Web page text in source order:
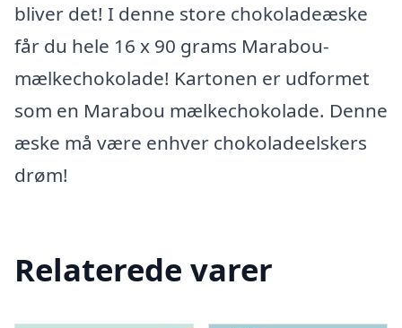
bliver det! I denne store chokoladeæske
får du hele 16 x 90 grams Marabou-
mælkechokolade! Kartonen er udformet
som en Marabou mælkechokolade. Denne
æske må være enhver chokoladeelskers
drøm!
Relaterede varer